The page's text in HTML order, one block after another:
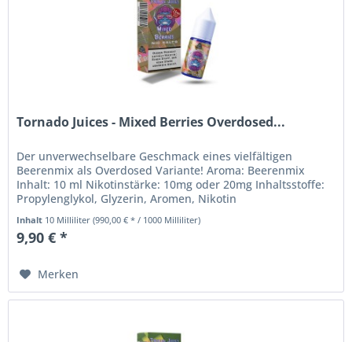
Tornado Juices - Mixed Berries Overdosed...
Der unverwechselbare Geschmack eines vielfältigen
Beerenmix als Overdosed Variante! Aroma: Beerenmix
Inhalt: 10 ml Nikotinstärke: 10mg oder 20mg Inhaltsstoffe:
Propylenglykol, Glyzerin, Aromen, Nikotin
Sicherheitshinweise: Nikotin...
Inhalt 10 Milliliter(990,00 € * / 1000 Milliliter)
9,90 € *
Merken